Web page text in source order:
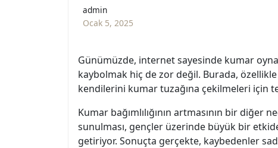
admin
Ocak 5, 2025
Günümüzde, internet sayesinde kumar
kaybolmak hiç de zor değil. Burada, özellikle
kendilerini kumar tuzağına çekilmeleri için
Kumar bağımlılığının artmasının bir diğer
sunulması, gençler üzerinde büyük bir
getiriyor. Sonuçta gerçekte, kaybedenler